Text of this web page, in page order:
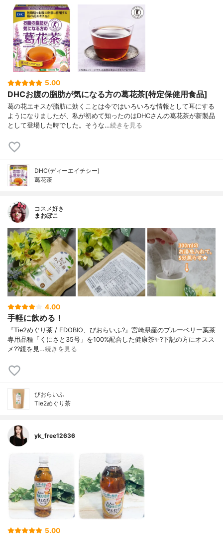
5.00
DHCお腹の脂肪が気になる方の葛花茶[特定保健用食品]
葛の花エキスが脂肪に効くことは今ではいろいろな情報として耳にする
ようになりましたが、私が初めて知ったのはDHCさんの葛花茶が新製品
として登場した時でした。そうな…続きを見る
DHC(ディーエイチシー)
葛花茶
コスメ好き
まおぽこ
4.00
手軽に飲める！
『Tie2めぐり茶 / EDOBIO、びおらいふ?』宮崎県産のブルーベリー葉茶
専用品種「くにさと35号」を100%配合した健康茶✨?下記の方にオスス
メ??鏡を見…続きを見る
びおらいふ
Tie2めぐり茶
yk_free12636
5.00